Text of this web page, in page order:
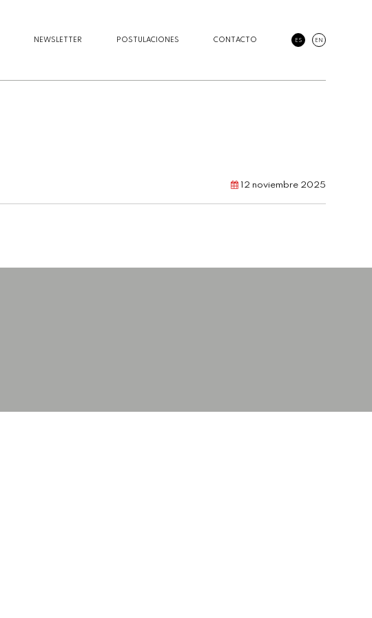
NEWSLETTER POSTULACIONES CONTACTO ES EN
12 noviembre 2025